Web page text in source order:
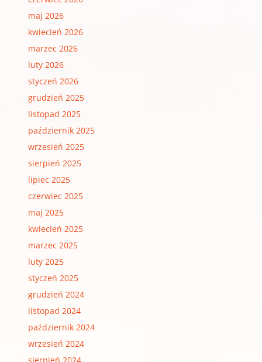
maj 2026
kwiecień 2026
marzec 2026
luty 2026
styczeń 2026
grudzień 2025
listopad 2025
październik 2025
wrzesień 2025
sierpień 2025
lipiec 2025
czerwiec 2025
maj 2025
kwiecień 2025
marzec 2025
luty 2025
styczeń 2025
grudzień 2024
listopad 2024
październik 2024
wrzesień 2024